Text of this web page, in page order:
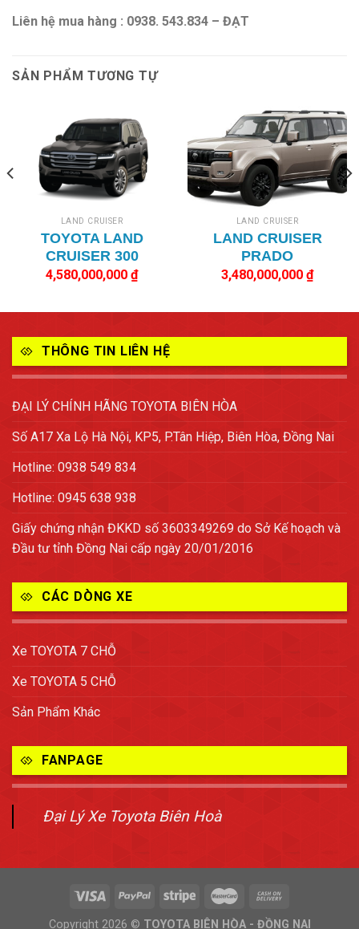
Liên hệ mua hàng : 0938. 543.834 – ĐẠT
SẢN PHẨM TƯƠNG TỰ
LAND CRUISER
TOYOTA LAND
CRUISER 300
4,580,000,000 ₫
LAND CRUISER
LAND CRUISER
PRADO
3,480,000,000 ₫
THÔNG TIN LIÊN HỆ
ĐẠI LÝ CHÍNH HÃNG TOYOTA BIÊN HÒA
Số A17 Xa Lộ Hà Nội, KP5, P.Tân Hiệp, Biên Hòa, Đồng Nai
Hotline: 0938 549 834
Hotline: 0945 638 938
Giấy chứng nhận ĐKKD số 3603349269 do Sở Kế hoạch và
Đầu tư tỉnh Đồng Nai cấp ngày 20/01/2016
CÁC DÒNG XE
Xe TOYOTA 7 CHỖ
Xe TOYOTA 5 CHỖ
Sản Phẩm Khác
FANPAGE
Đại Lý Xe Toyota Biên Hoà
Copyright 2026 © TOYOTA BIÊN HÒA - ĐỒNG NAI